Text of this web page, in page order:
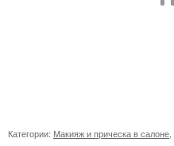
Категории: Макияж и прическа в салоне